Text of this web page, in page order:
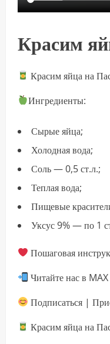
Красим
Красим яйца на
Ингредиенты:
Сырые яйца;
Холодная вода;
Соль — 0,5 ст.л.;
Теплая вода;
Пищевые
Уксус 9% — по 1
Пошаговая
Читайте нас в MAX
Подписаться |
Красим яйца на